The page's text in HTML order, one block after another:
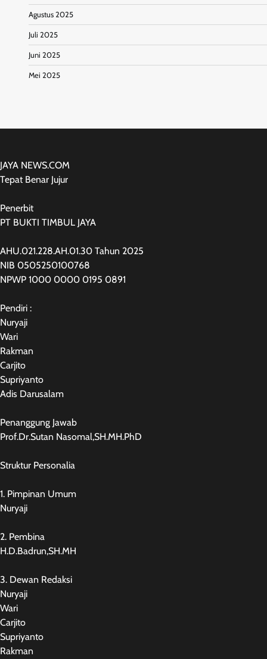
Agustus 2025
Juli 2025
Juni 2025
Mei 2025
JAYA NEWS.COM
Tepat Benar Jujur
Penerbit
PT BUKTI TIMBUL JAYA
AHU.021.228.AH.01.30 Tahun 2025
NIB 0505250100768
NPWP 1000 0000 0195 0891
Pendiri :
Nuryaji
Wari
Rakman
Carjito
Supriyanto
Adis Darusalam
Penanggung Jawab
Prof.Dr.Sutan Nasomal,SH.MH.PhD
Struktur Personalia
1. Pimpinan Umum
Nuryaji
2. Pembina
H.D.Badrun,SH.MH
3. Dewan Redaksi
Nuryaji
Wari
Carjito
Supriyanto
Rakman